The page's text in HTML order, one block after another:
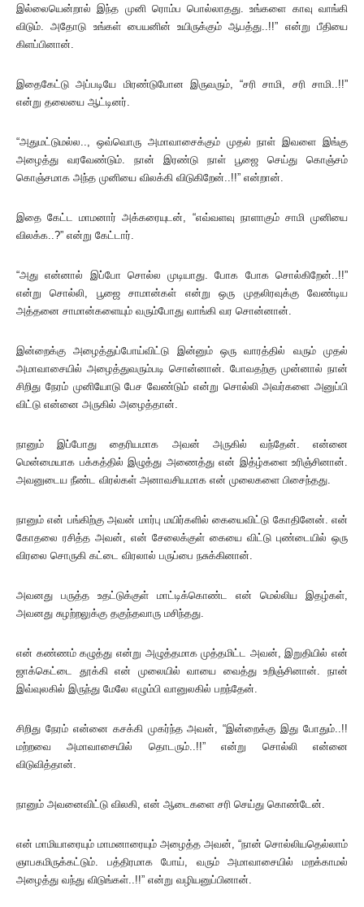
இல்லையென்றால் இந்த முனி ரொம்ப பொல்லாதது. உங்களை காவு வாங்கி
விடும். அதோடு உங்கள் பையனின் உயிருக்கும் ஆபத்து..!!” என்று பீதியை
கிளப்பினான்.
இதைகேட்டு அப்படியே மிரண்டுபோன இருவரும், “சரி சாமி, சரி சாமி..!!”
என்று தலையை ஆட்டினர்.
“அதுமட்டுமல்ல.., ஒவ்வொரு அமாவாசைக்கும் முதல் நாள் இவளை இங்கு
அழைத்து வரவேண்டும். நான் இரண்டு நாள் பூஜை செய்து கொஞ்சம்
கொஞ்சமாக அந்த முனியை விலக்கி விடுகிறேன்..!!” என்றான்.
இதை கேட்ட மாமனார் அக்கரையுடன், “எவ்வளவு நாளாகும் சாமி முனியை
விலக்க..?” என்று கேட்டார்.
“அது என்னால் இப்போ சொல்ல முடியாது. போக போக சொல்கிறேன்..!!”
என்று சொல்லி, பூஜை சாமான்கள் என்று ஒரு முதலிரவுக்கு வேண்டிய
அத்தனை சாமான்களையும் வரும்போது வாங்கி வர சொன்னான்.
இன்றைக்கு அழைத்துப்போய்விட்டு இன்னும் ஒரு வாரத்தில் வரும் முதல்
அமாவாசையில் அழைத்துவரும்படி சொன்னான். போவதற்கு முன்னால் நான்
சிறிது நேரம் முனியோடு பேச வேண்டும் என்று சொல்லி அவர்களை அனுப்பி
விட்டு என்னை அருகில் அழைத்தான்.
நானும் இப்போது தைரியமாக அவன் அருகில் வந்தேன். என்னை
மென்மையாக பக்கத்தில் இழுத்து அணைத்து என் இத்ழ்களை உரிஞ்சினான்.
அவனுடைய நீண்ட விரல்கள் அனாவசியமாக என் முலைகளை பிசைந்தது.
நானும் என் பங்கிற்கு அவன் மார்பு மயிர்களில் கையைவிட்டு கோதினேன். என்
கோதலை ரசித்த அவன், என் சேலைக்குள் கையை விட்டு புண்டையில் ஒரு
விரலை சொருகி கட்டை விரலால் பருப்பை நசுக்கினான்.
அவனது பருத்த உதட்டுக்குள் மாட்டிக்கொண்ட என் மெல்லிய இதழ்கள்,
அவனது சுழற்றலுக்கு தகுந்தவாரு மசிந்தது.
என் கண்ணம் கழுத்து என்று அழுத்தமாக முத்தமிட்ட அவன், இறுதியில் என்
ஜாக்கெட்டை தூக்கி என் முலையில் வாயை வைத்து உறிஞ்சினான். நான்
இவ்வுலகில் இருந்து மேலே எழும்பி வானுலகில் பறந்தேன்.
சிறிது நேரம் என்னை கசக்கி முகர்ந்த அவன், “இன்றைக்கு இது போதும்..!!
மற்றவை அமாவாசையில் தொடரும்..!!” என்று சொல்லி என்னை
விடுவித்தான்.
நானும் அவனைவிட்டு விலகி, என் ஆடைகளை சரி செய்து கொண்டேன்.
என் மாமியாரையும் மாமனாரையும் அழைத்த அவன், “நான் சொல்லியதெல்லாம்
ஞாபகமிருக்கட்டும். பத்திரமாக போய், வரும் அமாவாசையில் மறக்காமல்
அழைத்து வந்து விடுங்கள்..!!” என்று வழியனுப்பினான்.